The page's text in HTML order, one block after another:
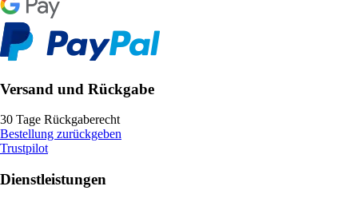
Versand und Rückgabe
30 Tage Rückgaberecht
Bestellung zurückgeben
Trustpilot
Dienstleistungen